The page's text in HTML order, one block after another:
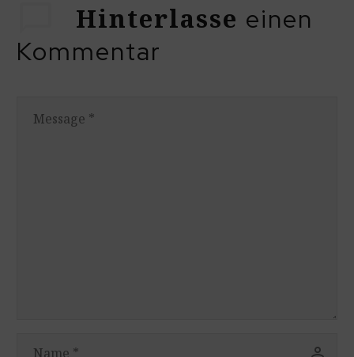
Hinterlasse einen
Kommentar